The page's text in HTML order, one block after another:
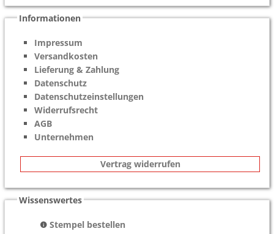
Informationen
Impressum
Versandkosten
Lieferung & Zahlung
Datenschutz
Datenschutzeinstellungen
Widerrufsrecht
AGB
Unternehmen
Vertrag widerrufen
Wissenswertes
Stempel bestellen